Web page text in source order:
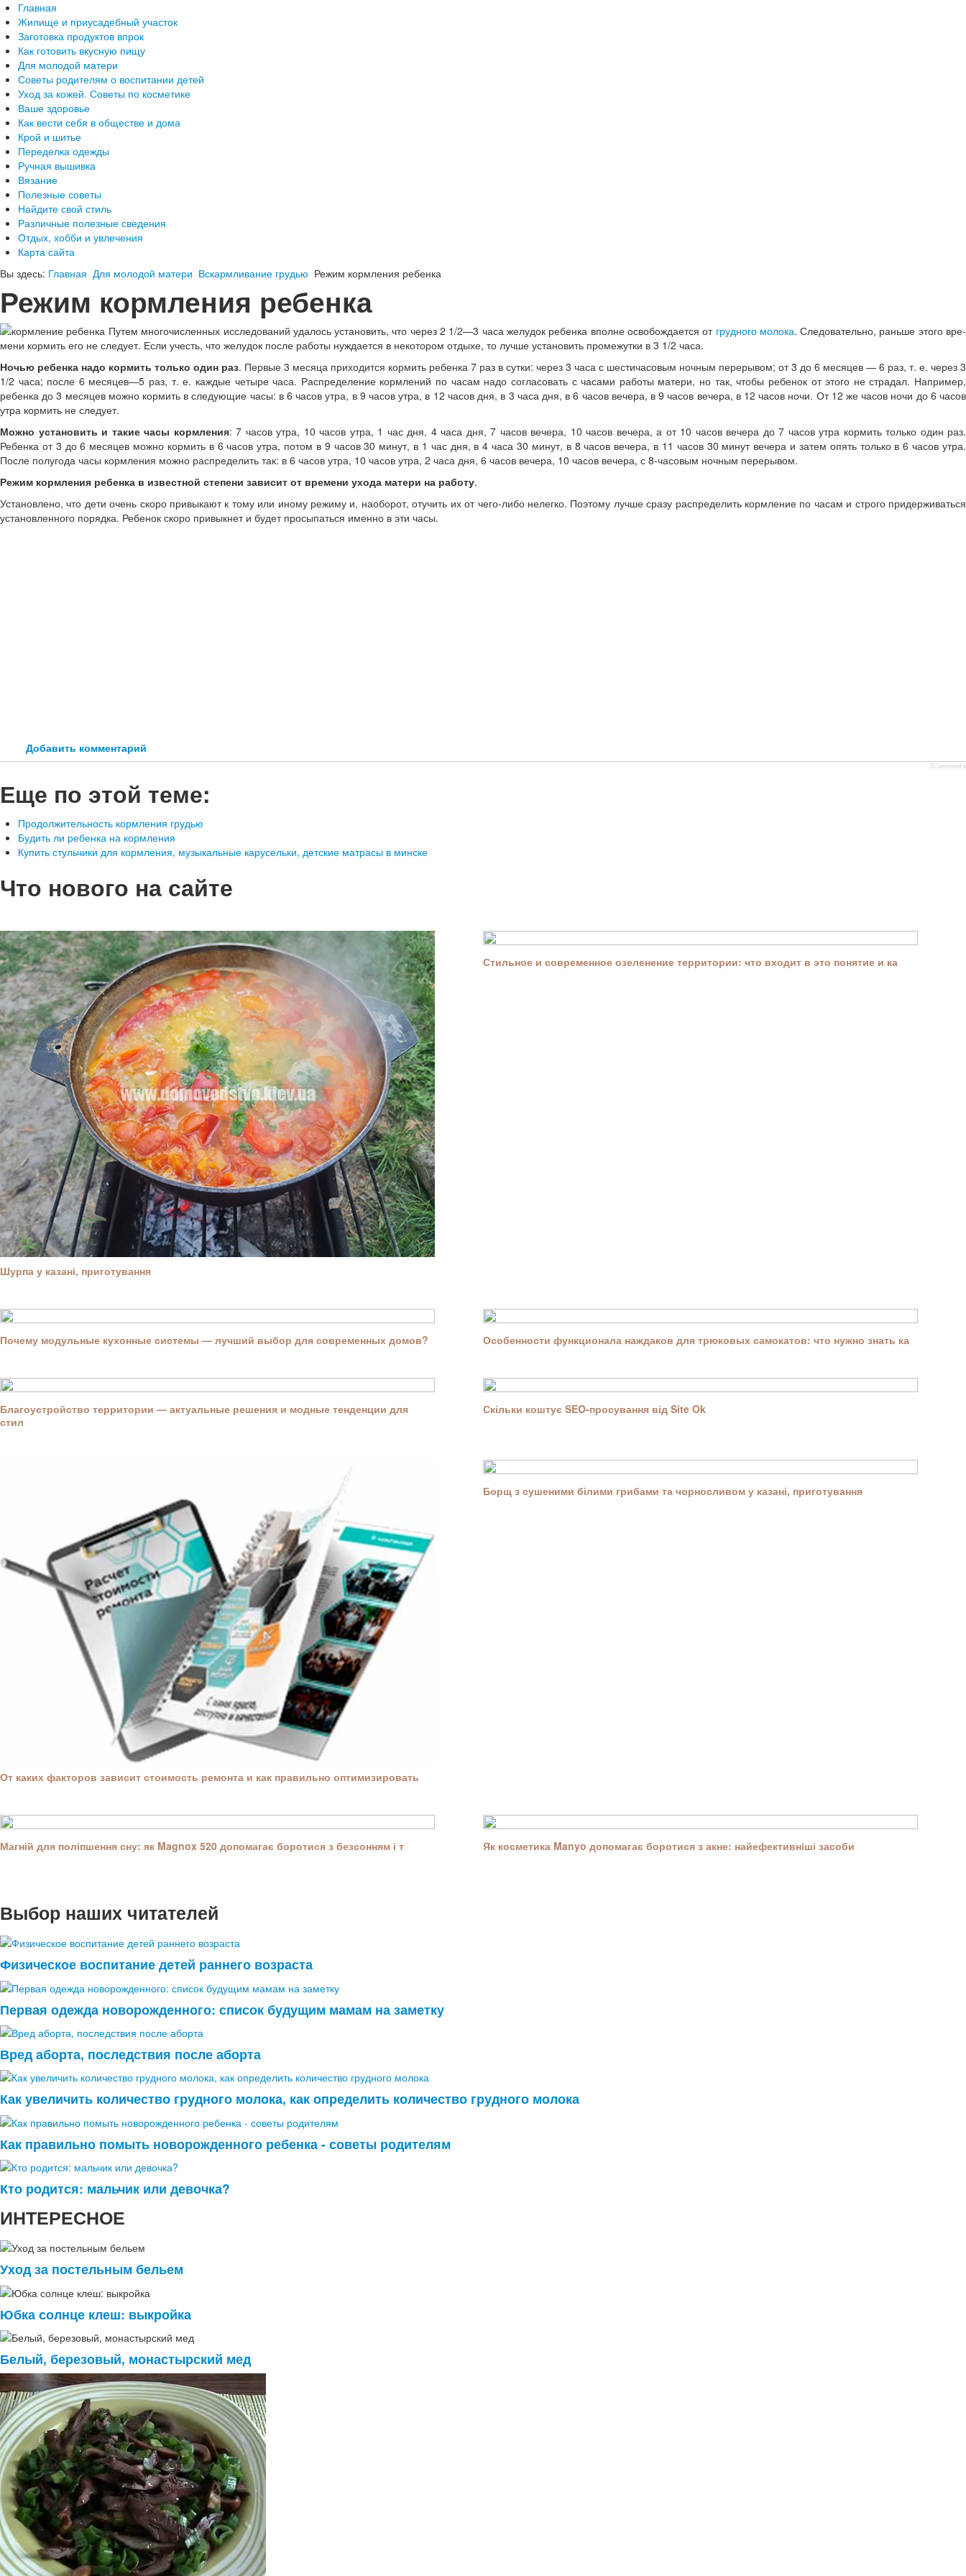
Главная
Жилище и приусадебный участок
Заготовка продуктов впрок
Как готовить вкусную пищу
Для молодой матери
Советы родителям о воспитании детей
Уход за кожей. Советы по косметике
Ваше здоровье
Как вести себя в обществе и дома
Крой и шитье
Переделка одежды
Ручная вышивка
Вязание
Полезные советы
Найдите свой стиль
Различные полезные сведения
Отдых, хобби и увлечения
Карта сайта
Вы здесь: Главная Для молодой матери Вскармливание грудью Режим кормления ребенка
Режим кормления ребенка
Путем многочисленных исследований удалось уста­новить, что через 2 1/2—3 часа желудок ре­бенка вполне освобождается от грудного молока. Следовательно, раньше этого вре­
мени кормить его не следует. Если учесть, что желудок после работы нуждается в не­котором отдыхе, то лучше установить про­межутки в 3 1/2 часа.
Ночью ребенка надо кормить только один раз. Первые 3 месяца приходится кормить ребенка 7 раз в сутки: через 3 часа с шестичасовым ночным пере­рывом; от 3 до 6 месяцев — 6 раз, т. е. через 3
1/2 часа; после 6 месяцев—5 раз, т. е. каж­дые четыре часа. Распределение кормлений по часам надо согласовать с часами работы матери, но так, чтобы ребенок от этого не страдал. Например,
ребенка до 3 месяцев можно кормить в следующие часы: в 6 ча­сов утра, в 9 часов утра, в 12 часов дня, в 3 часа дня, в 6 часов вечера, в 9 часов вечера, в 12 часов ночи. От 12 же часов ночи до 6 часов
утра кормить не следует.
Можно установить и такие часы кормления: 7 часов утра, 10 часов утра, 1 час дня, 4 ча­са дня, 7 часов вечера, 10 часов вечера, а от 10 часов вечера до 7 часов утра кормить только один раз.
Ребенка от 3 до 6 месяцев можно кормить в 6 часов утра, потом в 9 ча­сов 30 минут, в 1 час дня, в 4 часа 30 минут, в 8 часов вечера, в 11 часов 30 минут вечера и затем опять только в 6 часов утра.
После полугода часы кормления можно распреде­лить так: в 6 часов утра, 10 часов утра, 2 часа дня, 6 часов вечера, 10 часов вечера, с 8-часовым ночным перерывом.
Режим кормления ребенка в известной степени зависит от времени ухода матери на работу.
Установлено, что дети очень скоро привы­кают к тому или иному режиму и, наоборот, отучить их от чего-либо нелегко. Поэтому лучше сразу распределить кормление по ча­сам и строго придерживаться
установленного порядка. Ребенок скоро привыкнет и будет просыпаться именно в эти часы.
Добавить комментарий
JComments
Еще по этой теме:
Продолжительность кормления грудью
Будить ли ребенка на кормления
Купить стульчики для кормления, музыкальные карусельки, детские матрасы в минске
Что нового на сайте
Шурпа у казані, приготування
Стильное и современное озеленение территории: что входит в это понятие и ка
Почему модульные кухонные системы — лучший выбор для современных домов? Особенности функционала наждаков для трюковых самокатов: что нужно знать ка
Благоустройство территории — актуальные решения и модные тенденции для
стил
Скільки коштує SEO-просування від Site Ok
От каких факторов зависит стоимость ремонта и как правильно оптимизировать
Борщ з сушеними білими грибами та чорносливом у казані, приготування
Магній для поліпшення сну: як Magnox 520 допомагає боротися з безсонням і т Як косметика Manyo допомагає боротися з акне: найефективніші засоби
Выбор наших читателей
Физическое воспитание детей раннего возраста
Первая одежда новорожденного: список будущим мамам на заметку
Вред аборта, последствия после аборта
Как увеличить количество грудного молока, как определить количество грудного молока
Как правильно помыть новорожденного ребенка - советы родителям
Кто родится: мальчик или девочка?
ИНТЕРЕСНОЕ
Уход за постельным бельем
Юбка солнце клеш: выкройка
Белый, березовый, монастырский мед